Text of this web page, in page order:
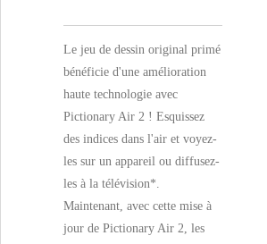
Le jeu de dessin original primé
bénéficie d'une amélioration
haute technologie avec
Pictionary Air 2 ! Esquissez
des indices dans l'air et voyez-
les sur un appareil ou diffusez-
les à la télévision*.
Maintenant, avec cette mise à
jour de Pictionary Air 2, les